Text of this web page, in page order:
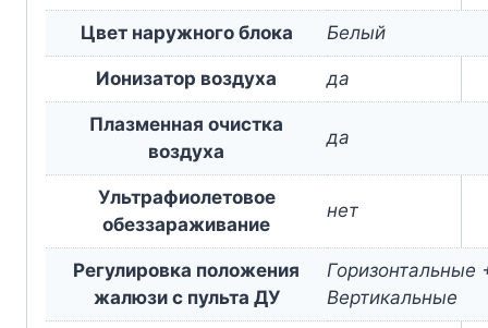
Цвет наружного блока Белый
Ионизатор воздуха да
Плазменная очистка
воздуха
да
Ультрафиолетовое
обеззараживание
нет
Регулировка положения
жалюзи с пульта ДУ
Горизонтальные
Вертикальные